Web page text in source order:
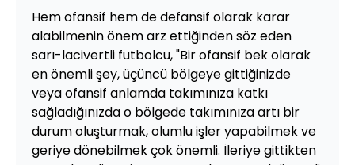
Hem ofansif hem de defansif olarak karar
alabilmenin önem arz ettiğinden söz eden
sarı-lacivertli futbolcu, "Bir ofansif bek olarak
en önemli şey, üçüncü bölgeye gittiğinizde
veya ofansif anlamda takımınıza katkı
sağladığınızda o bölgede takımınıza artı bir
durum oluşturmak, olumlu işler yapabilmek ve
geriye dönebilmek çok önemli. İleriye gittikten